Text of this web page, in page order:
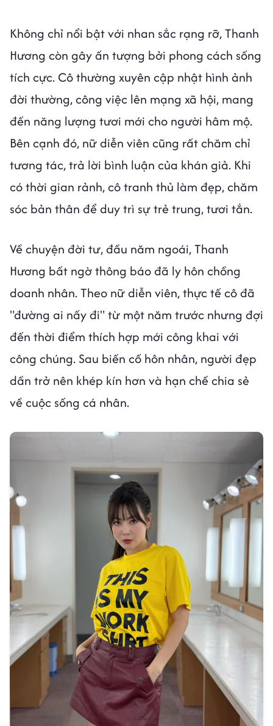
Không chỉ nổi bật với nhan sắc rạng rỡ, Thanh
Hương còn gây ấn tượng bởi phong cách sống
tích cực. Cô thường xuyên cập nhật hình ảnh
đời thường, công việc lên mạng xã hội, mang
đến năng lượng tươi mới cho người hâm mộ.
Bên cạnh đó, nữ diễn viên cũng rất chăm chỉ
tương tác, trả lời bình luận của khán giả. Khi
có thời gian rảnh, cô tranh thủ làm đẹp, chăm
sóc bản thân để duy trì sự trẻ trung, tươi tắn.
Về chuyện đời tư, đầu năm ngoái, Thanh
Hương bất ngờ thông báo đã ly hôn chồng
doanh nhân. Theo nữ diễn viên, thực tế cô đã
"đường ai nấy đi" từ một năm trước nhưng đợi
đến thời điểm thích hợp mới công khai với
công chúng. Sau biến cố hôn nhân, người đẹp
dần trở nên khép kín hơn và hạn chế chia sẻ
về cuộc sống cá nhân.